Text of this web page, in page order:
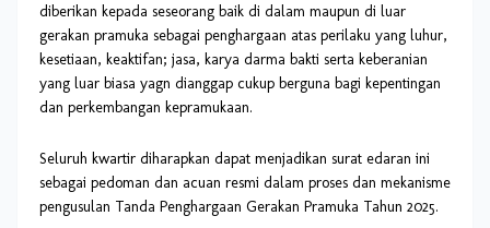
diberikan kepada seseorang baik di dalam maupun di luar
gerakan pramuka sebagai penghargaan atas perilaku yang luhur,
kesetiaan, keaktifan; jasa, karya darma bakti serta keberanian
yang luar biasa yagn dianggap cukup berguna bagi kepentingan
dan perkembangan kepramukaan.
Seluruh kwartir diharapkan dapat menjadikan surat edaran ini
sebagai pedoman dan acuan resmi dalam proses dan mekanisme
pengusulan Tanda Penghargaan Gerakan Pramuka Tahun 2025.